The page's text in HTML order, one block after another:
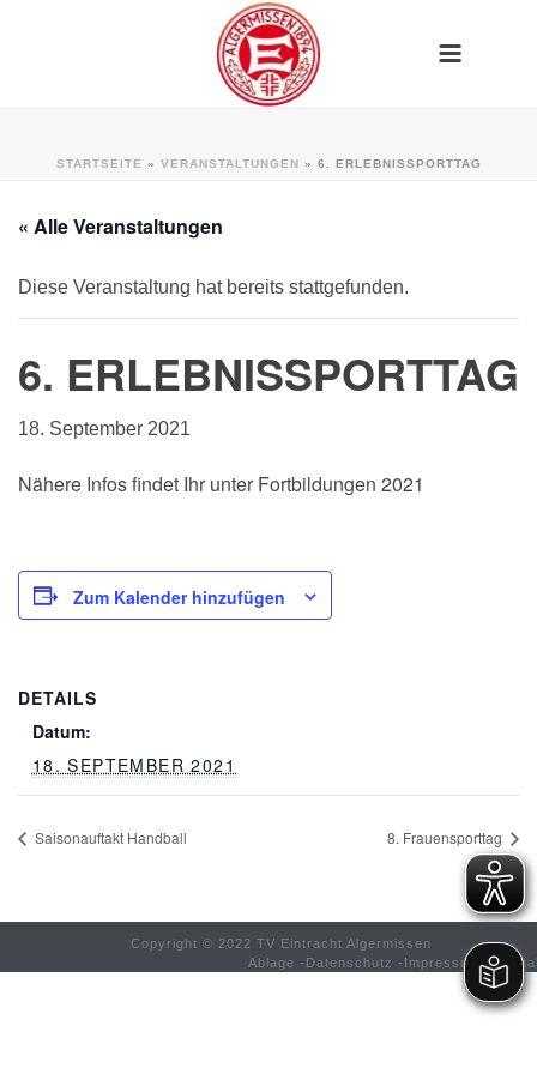
STARTSEITE » VERANSTALTUNGEN » 6. ERLEBNISSPORTTAG
« Alle Veranstaltungen
Diese Veranstaltung hat bereits stattgefunden.
6. ERLEBNISSPORTTAG
18. September 2021
Nähere Infos findet Ihr unter Fortbildungen 2021
Zum Kalender hinzufügen
DETAILS
Datum:
18. SEPTEMBER 2021
Saisonauftakt Handball 8. Frauensporttag
Copyright © 2022 TV Eintracht Algermissen
Ablage - Datenschutz - Impressum-